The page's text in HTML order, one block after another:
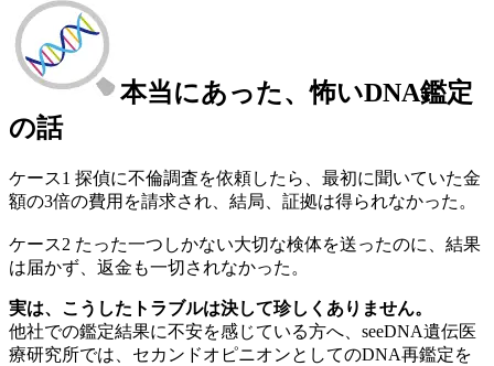
本当にあった、怖いDNA鑑定
の話
ケース1 探偵に不倫調査を依頼したら、最初に聞いていた金
額の3倍の費用を請求され、結局、証拠は得られなかった。
ケース2 たった一つしかない大切な検体を送ったのに、結果
は届かず、返金も一切されなかった。
実は、こうしたトラブルは決して珍しくありません。
他社での鑑定結果に不安を感じている方へ、seeDNA遺伝医
療研究所では、セカンドオピニオンとしてのDNA再鑑定を